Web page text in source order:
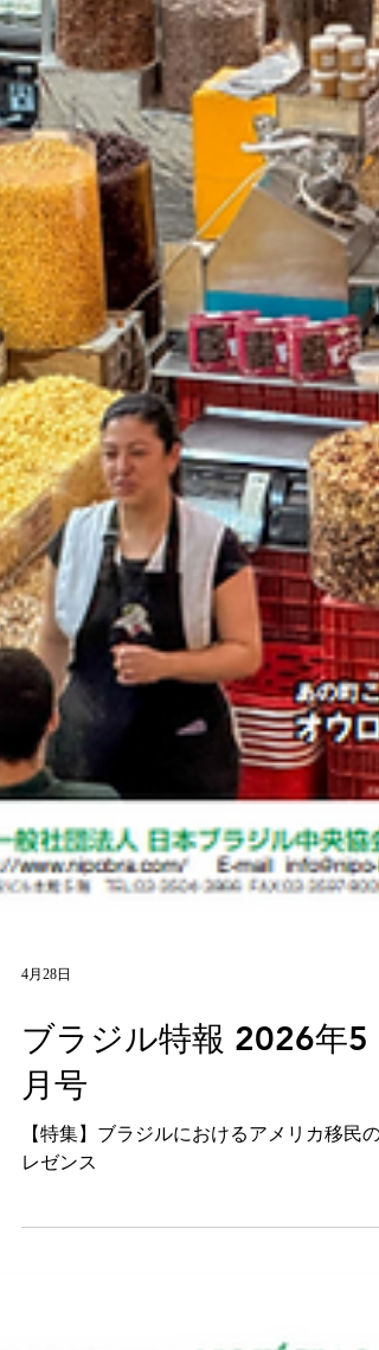
4月28日
ブラジル特報 2026年5
月号
【特集】ブラジルにおけるアメリカ移民の